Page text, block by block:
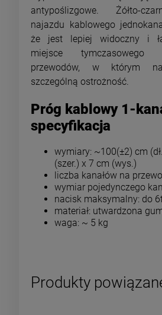
antypoślizgowe. Żółto-
najazdu kablowego
że jest lepiej widoczny i
miejsce tymczasowego
przewodów, w którym
szczególną ostrożność.
Próg kablowy 1-
specyfikacja
wymiary: ~100(±2) cm
(szer.) x 7 cm (wys.)
liczba kanałów na
wymiar pojedynczego
nacisk maksymalny: do
materiał: utwardzona
waga: ~ 5 kg
Produkty